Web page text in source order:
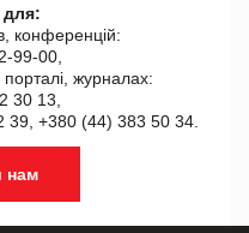
для:
конференцій:
99-00,
журналах:
30 13,
39, +380 (44) 383 50 34.
нам